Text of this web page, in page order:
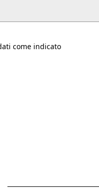
come indicato